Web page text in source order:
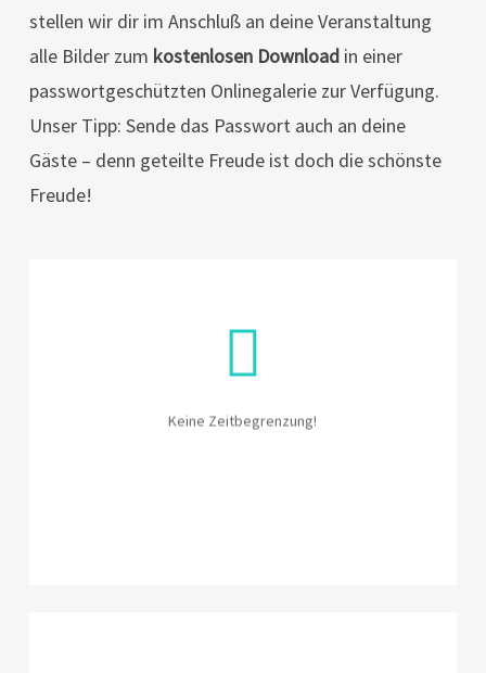
stellen wir dir im Anschluß an deine Veranstaltung
alle Bilder zum kostenlosen Downloadin einer
passwortgeschützten Onlinegalerie zur Verfügung.
Unser Tipp: Sende das Passwort auch an deine
Gäste – denn geteilte Freude ist doch die schönste
Freude!
Keine Zeitbegrenzung!